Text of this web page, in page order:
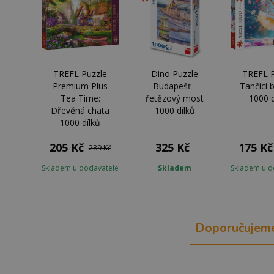
TREFL Puzzle
Premium Plus
Tea Time:
Dřevěná chata
1000 dílků
205 Kč 289 Kč
Skladem u dodavatele
Dino Puzzle
Budapešť -
řetězový most
1000 dílků
325 Kč
Skladem
TREFL
Tančící
1000
175 Kč
Skladem u